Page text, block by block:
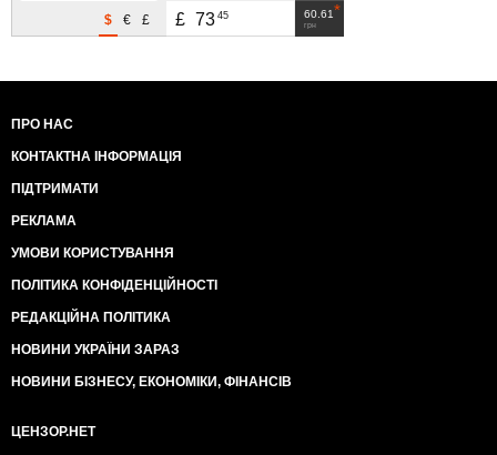
£
€
$ 60.61
грн
£ 73 45
ПРО НАС
КОНТАКТНА ІНФОРМАЦІЯ
ПІДТРИМАТИ
РЕКЛАМА
УМОВИ КОРИСТУВАННЯ
ПОЛІТИКА КОНФІДЕНЦІЙНОСТІ
РЕДАКЦІЙНА ПОЛІТИКА
НОВИНИ УКРАЇНИ ЗАРАЗ
НОВИНИ БІЗНЕСУ, ЕКОНОМІКИ, ФІНАНСІВ
ЦЕНЗОР.НЕТ